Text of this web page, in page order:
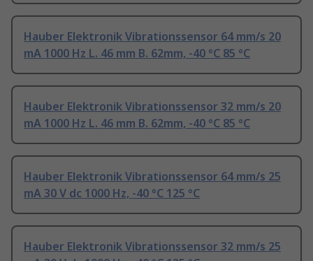
Hauber Elektronik Vibrationssensor 64 mm/s 20
mA 1000 Hz L. 46 mm B. 62mm, -40 °C 85 °C
Hauber Elektronik Vibrationssensor 32 mm/s 20
mA 1000 Hz L. 46 mm B. 62mm, -40 °C 85 °C
Hauber Elektronik Vibrationssensor 64 mm/s 25
mA 30 V dc 1000 Hz, -40 °C 125 °C
Hauber Elektronik Vibrationssensor 32 mm/s 25